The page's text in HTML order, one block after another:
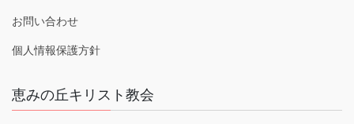
お問い合わせ
個人情報保護方針
恵みの丘キリスト教会